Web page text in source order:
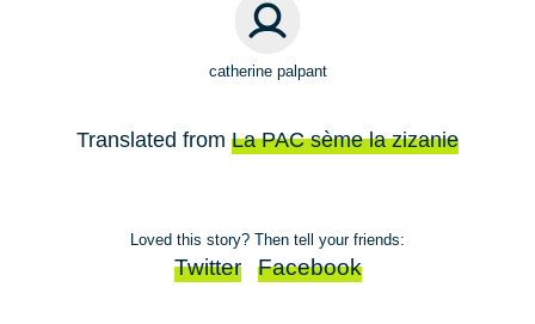
catherine palpant
Translated from La PAC sème la zizanie
Loved this story? Then tell your friends:
Twitter Facebook